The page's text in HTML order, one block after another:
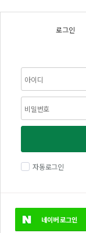
로그인
자동로그인
네이버로그인